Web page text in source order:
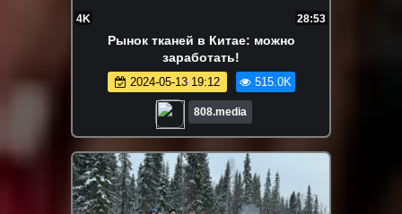
4K 28:53
Рынок тканей в Китае: можно
заработать!
2024-05-13 19:12 515.0K
808.media